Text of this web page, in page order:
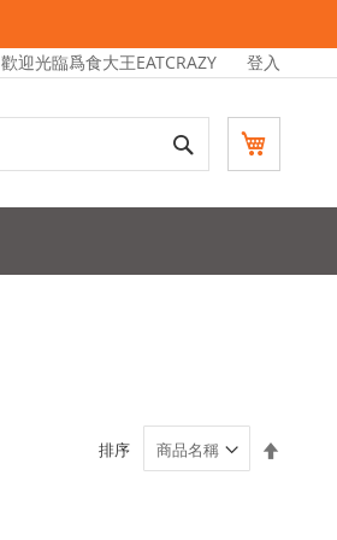
歡迎光臨爲食大王EATCRAZY 登入
索
排序